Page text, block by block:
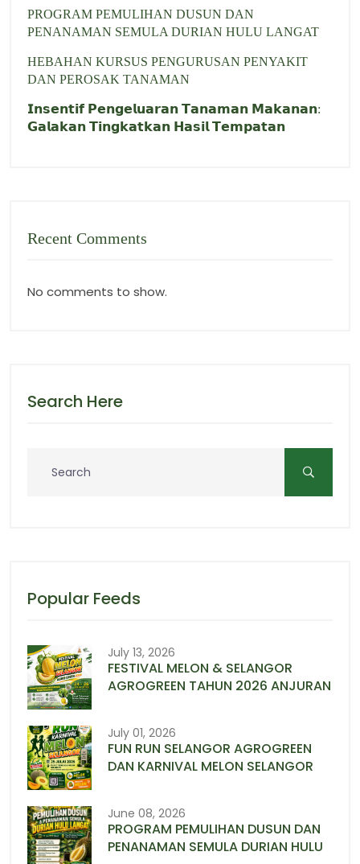
PROGRAM PEMULIHAN DUSUN DAN
PENANAMAN SEMULA DURIAN HULU LANGAT
HEBAHAN KURSUS PENGURUSAN PENYAKIT
DAN PEROSAK TANAMAN
𝗜𝗻𝘀𝗲𝗻𝘁𝗶𝗳 𝗣𝗲𝗻𝗴𝗲𝗹𝘂𝗮𝗿𝗮𝗻 𝗧𝗮𝗻𝗮𝗺𝗮𝗻 𝗠𝗮𝗸𝗮𝗻𝗮𝗻:
𝗚𝗮𝗹𝗮𝗸𝗮𝗻 𝗧𝗶𝗻𝗴𝗸𝗮𝘁𝗸𝗮𝗻 𝗛𝗮𝘀𝗶𝗹 𝗧𝗲𝗺𝗽𝗮𝘁𝗮𝗻
Recent Comments
No comments to show.
Search Here
Popular Feeds
July 13, 2026
FESTIVAL MELON & SELANGOR
AGROGREEN TAHUN 2026 ANJURAN
July 01, 2026
FUN RUN SELANGOR AGROGREEN
DAN KARNIVAL MELON SELANGOR
June 08, 2026
PROGRAM PEMULIHAN DUSUN DAN
PENANAMAN SEMULA DURIAN HULU